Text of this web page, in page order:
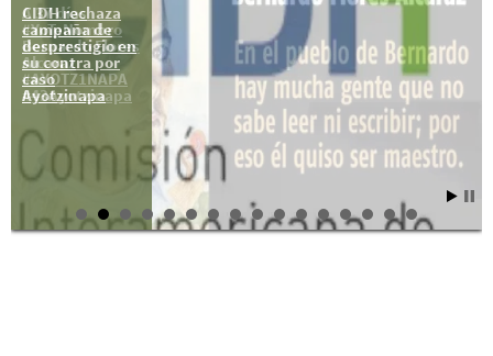
CIDH rechaza
campaña de
desprestigio en
su contra por
caso
Ayotzinapa
A 37 días
#YoTeNombro
Bernardo Flores
Alcaraz
#AYOTZ1NAPA
#43Ayotzinapa